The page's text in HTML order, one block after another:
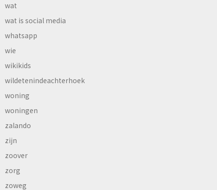
wat
wat is social media
whatsapp
wie
wikikids
wildetenindeachterhoek
woning
woningen
zalando
zijn
zoover
zorg
zoweg